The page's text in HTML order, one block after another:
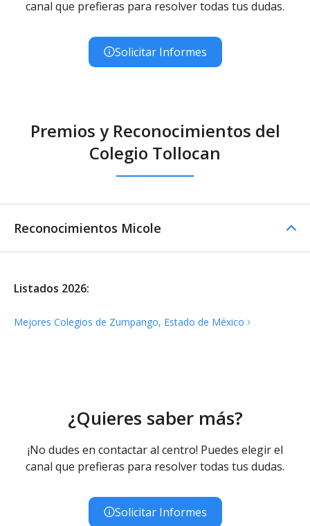
canal que prefieras para resolver todas tus dudas.
Solicitar Informes
Premios y Reconocimientos del
Colegio Tollocan
Reconocimientos Micole
Listados 2026:
Mejores Colegios de Zumpango, Estado de México
¿Quieres saber más?
¡No dudes en contactar al centro! Puedes elegir el
canal que prefieras para resolver todas tus dudas.
Solicitar Informes